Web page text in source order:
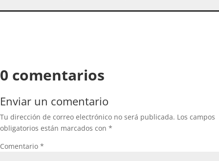
0 comentarios
Enviar un comentario
Tu dirección de correo electrónico no será publicada. Los campos
obligatorios están marcados con *
Comentario *